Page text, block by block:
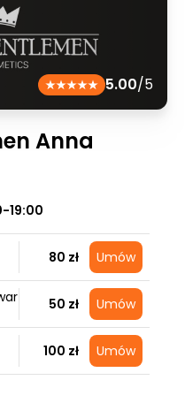
5.00/5
Anna
19:00
80 zł Umów
50 zł Umów
100 zł Umów